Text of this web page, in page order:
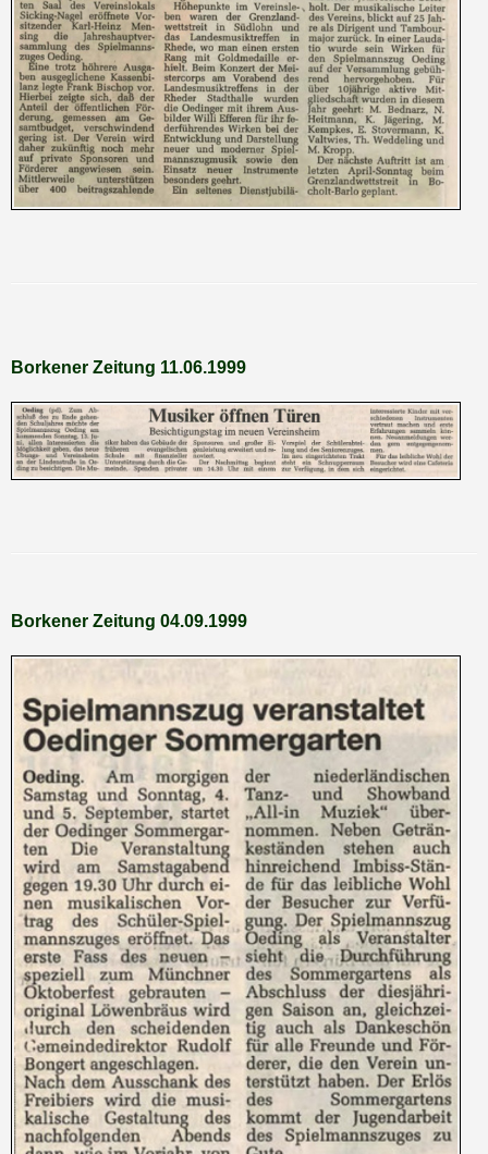
PRESSEBERICHTE 1951 -1959
Borkener Zeitung 11.06.1999
Borkener Zeitung 04.09.1999